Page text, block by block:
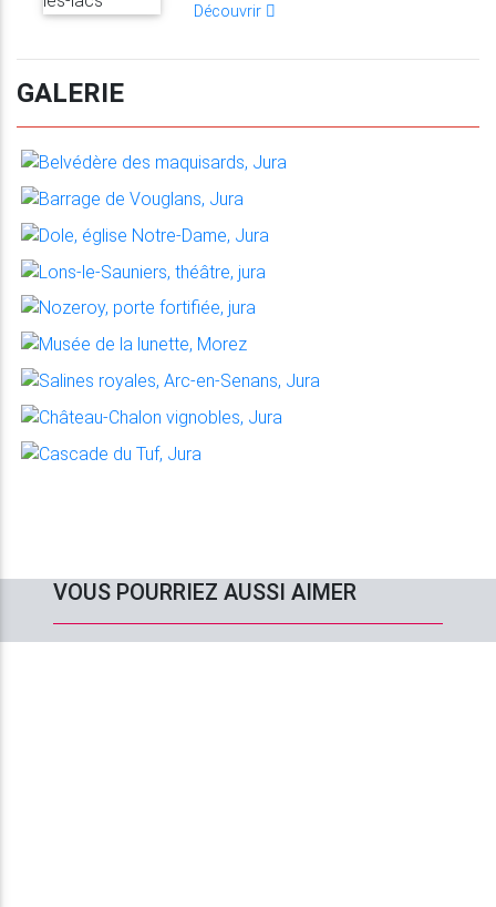
Découvrir
GALERIE
VOUS POURRIEZ AUSSI AIMER